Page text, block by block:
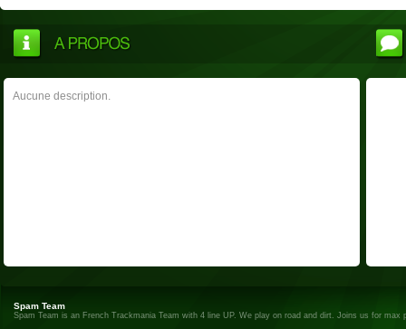
Aucune description.
Spam Team
Spam Team is an French Trackmania Team with 4 line UP. We play on road and dirt. Joins us for max